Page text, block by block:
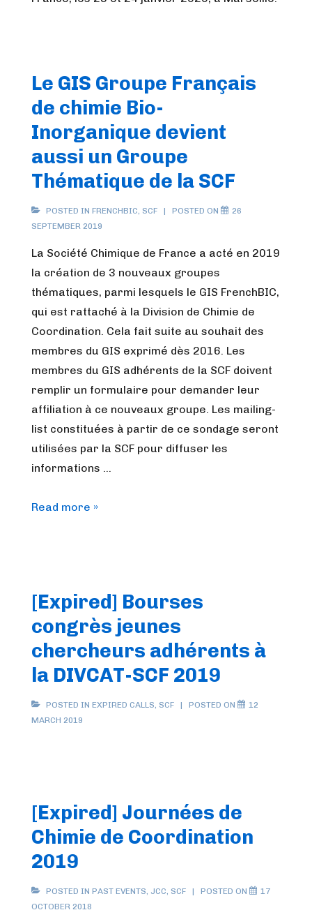
Le GIS Groupe Français
de chimie Bio-
Inorganique devient
aussi un Groupe
Thématique de la SCF
POSTED IN FRENCHBIC, SCF POSTED ON
26
SEPTEMBER 2019
La Société Chimique de France a acté en 2019
la création de 3 nouveaux groupes
thématiques, parmi lesquels le GIS FrenchBIC,
qui est rattaché à la Division de Chimie de
Coordination. Cela fait suite au souhait des
membres du GIS exprimé dès 2016. Les
membres du GIS adhérents de la SCF doivent
remplir un formulaire pour demander leur
affiliation à ce nouveaux groupe. Les mailing-
list constituées à partir de ce sondage seront
utilisées par la SCF pour diffuser les
informations …
Le
chimie
Bio-
Inorganique
aussi
un
Groupe
Read more »
[Expired] Bourses
congrès jeunes
chercheurs adhérents à
la DIVCAT-SCF 2019
POSTED IN EXPIRED CALLS, SCF POSTED ON
12
MARCH 2019
[Expired] Journées de
Chimie de Coordination
2019
POSTED IN PAST EVENTS, JCC, SCF POSTED ON
17
OCTOBER 2018